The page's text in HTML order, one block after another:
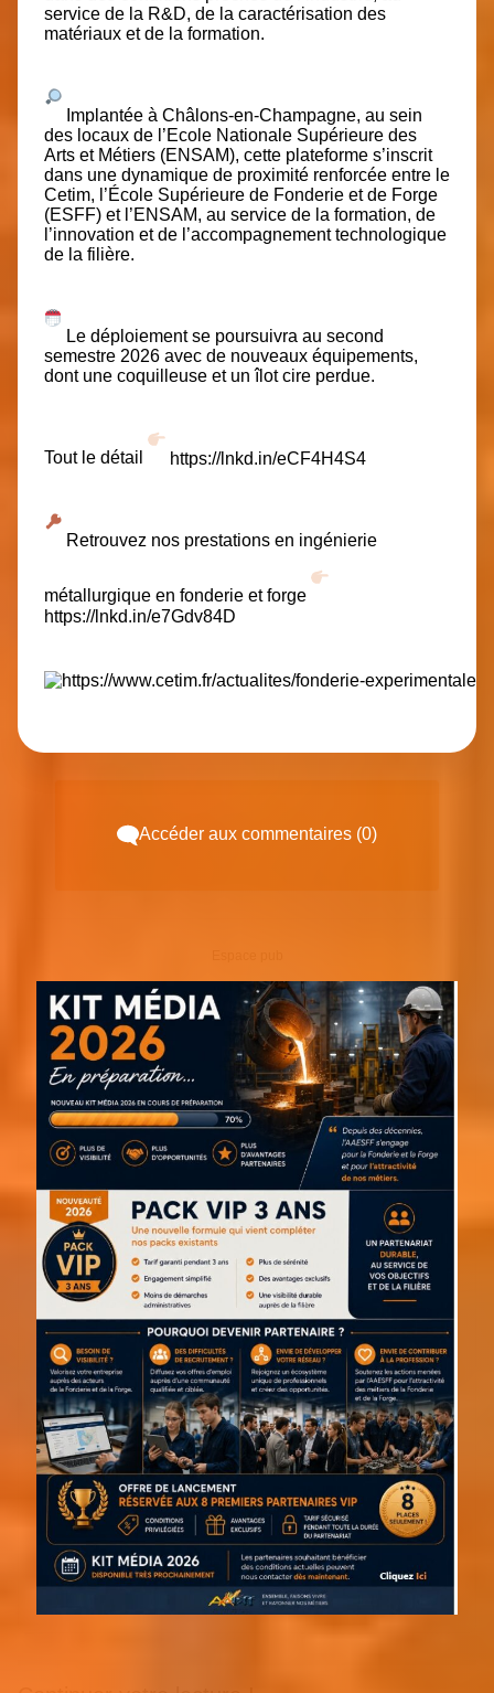
service de la R&D, de la caractérisation des
matériaux et de la formation.
Implantée à Châlons-en-Champagne, au sein
des locaux de l’Ecole Nationale Supérieure des
Arts et Métiers (ENSAM), cette plateforme s’inscrit
dans une dynamique de proximité renforcée entre le
Cetim, l’École Supérieure de Fonderie et de Forge
(ESFF) et l’ENSAM, au service de la formation, de
l’innovation et de l’accompagnement technologique
de la filière.
Le déploiement se poursuivra au second
semestre 2026 avec de nouveaux équipements,
dont une coquilleuse et un îlot cire perdue.
Tout le détail https://lnkd.in/eCF4H4S4
Retrouvez nos prestations en ingénierie
métallurgique en fonderie et forge
https://lnkd.in/e7Gdv84D
Accéder aux commentaires (0)